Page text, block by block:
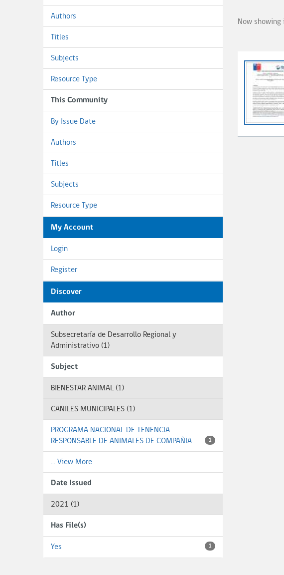
Authors
Titles
Subjects
Resource Type
This Community
By Issue Date
Authors
Titles
Subjects
Resource Type
My Account
Login
Register
Discover
Author
Subsecretaría de Desarrollo Regional y
Administrativo (1)
Subject
BIENESTAR ANIMAL (1)
CANILES MUNICIPALES (1)
PROGRAMA NACIONAL DE TENENCIA
RESPONSABLE DE ANIMALES DE COMPAÑÍA
1
... View More
Date Issued
2021 (1)
Has File(s)
Yes 1
Now